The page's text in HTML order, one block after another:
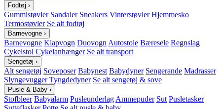
Fodtøj ›
Gummistøvler Sandaler Sneakers Vinterstøvler Hjemmesko
Termostøvler Se alt fodtøj
Barnevogne ›
Barnevogne Klapvogn Duovogn Autostole Bæresele Regnslag
Cykelstol Cykelanhænger Se alt transport
Sengetøj ›
Alt sengetøj Soveposer Babynest Babydyner Sengerande Madrasser
Slyngevugger Tyngdedyner Se alt sengetøj & sove
Pusle & Baby ›
Stofbleer Babyalarm Pusleunderlag Ammepuder Sut Pusletasker